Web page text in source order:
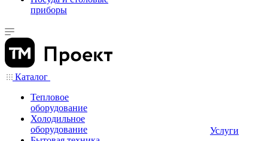
приборы
Каталог
Тепловое
оборудование
Холодильное
оборудование
Услуги